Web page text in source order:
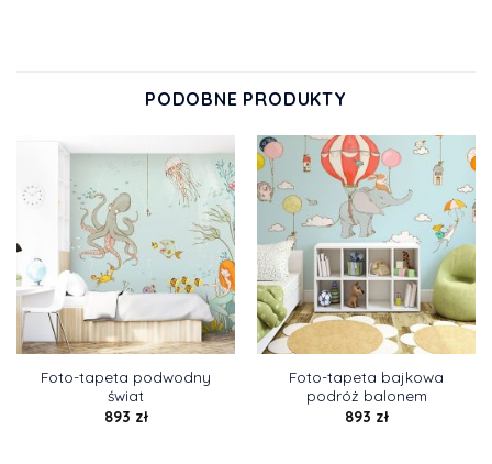
PODOBNE PRODUKTY
Foto-tapeta podwodny
świat
893 zł
Foto-tapeta bajkowa
podróż balonem
893 zł